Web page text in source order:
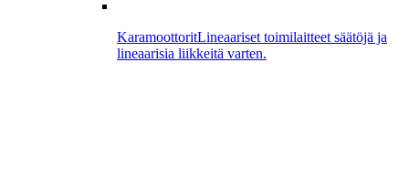
KaramoottoritLineaariset toimilaitteet säätöjä ja
lineaarisia liikkeitä varten.